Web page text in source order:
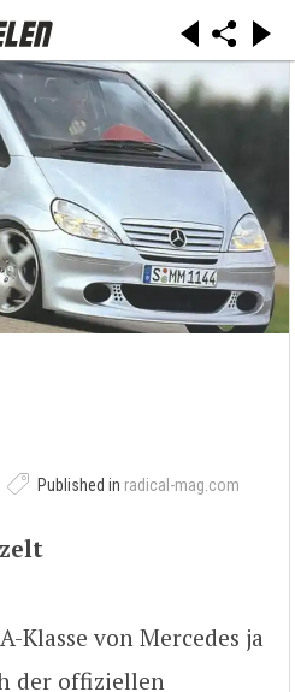
Published in radical-mag.com
Klasse von Mercedes ja
der offiziellen